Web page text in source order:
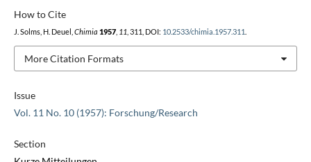
Issue
Vol. 11 No. 10 (1957): Forschung/Research
Section
How to Cite
J. Solms, H. Deuel, Chimia 1957, 11 , 311, DOI: 10.2533/chimia.1957.311
More Citation Formats